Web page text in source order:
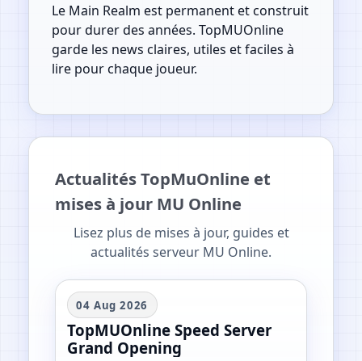
Le Main Realm est permanent et construit
pour durer des années. TopMUOnline
garde les news claires, utiles et faciles à
lire pour chaque joueur.
Actualités TopMuOnline et
mises à jour MU Online
Lisez plus de mises à jour, guides et
actualités serveur MU Online.
04 Aug 2026
TopMUOnline Speed Server
Grand Opening